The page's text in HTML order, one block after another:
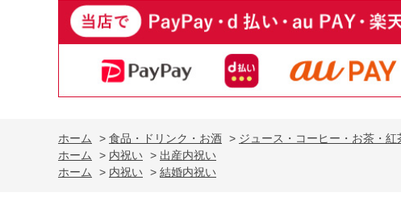
ホーム > 食品・ドリンク・お酒 > ジュース・コーヒー・お茶・紅
ホーム
> 内祝い > 出産内祝い
ホーム
> 内祝い > 結婚内祝い